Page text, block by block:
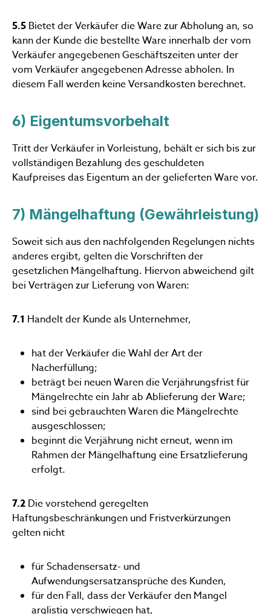
5.5 Bietet der Verkäufer die Ware zur Abholung an, so
kann der Kunde die bestellte Ware innerhalb der vom
Verkäufer angegebenen Geschäftszeiten unter der
vom Verkäufer angegebenen Adresse abholen. In
diesem Fall werden keine Versandkosten berechnet.
6) Eigentumsvorbehalt
Tritt der Verkäufer in Vorleistung, behält er sich bis zur
vollständigen Bezahlung des geschuldeten
Kaufpreises das Eigentum an der gelieferten Ware vor.
7) Mängelhaftung (Gewährleistung)
Soweit sich aus den nachfolgenden Regelungen nichts
anderes ergibt, gelten die Vorschriften der
gesetzlichen Mängelhaftung. Hiervon abweichend gilt
bei Verträgen zur Lieferung von Waren:
7.1 Handelt der Kunde als Unternehmer,
hat der Verkäufer die Wahl der Art der
Nacherfüllung;
beträgt bei neuen Waren die Verjährungsfrist für
Mängelrechte ein Jahr ab Ablieferung der Ware;
sind bei gebrauchten Waren die Mängelrechte
ausgeschlossen;
beginnt die Verjährung nicht erneut, wenn im
Rahmen der Mängelhaftung eine Ersatzlieferung
erfolgt.
7.2 Die vorstehend geregelten
Haftungsbeschränkungen und Fristverkürzungen
gelten nicht
für Schadensersatz- und
Aufwendungsersatzansprüche des Kunden,
für den Fall, dass der Verkäufer den Mangel
arglistig verschwiegen hat,